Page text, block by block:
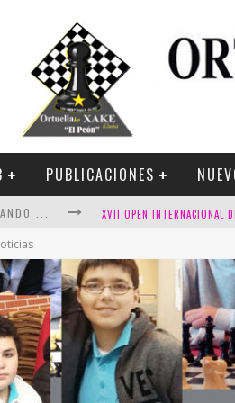
PUBLICACIONES
...
FESTIVAL DE AJEDREZ DE